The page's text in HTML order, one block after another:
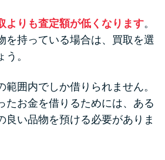
よりも査定額が低くなります。
を持っている場合は、買取を選
。
範囲内でしか借りられません。
たお金を借りるためには、ある
良い品物を預ける必要がありま